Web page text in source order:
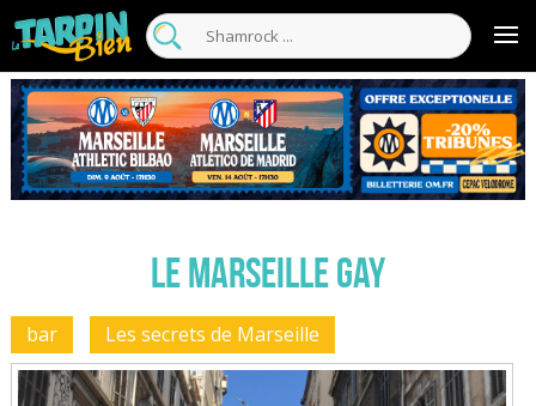
Le Marseille Gay
bar Les secrets de Marseille